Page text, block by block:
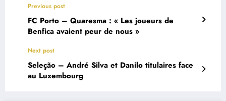
Previous post
FC Porto – Quaresma : « Les joueurs de
Benfica avaient peur de nous »
Next post
Seleção – André Silva et Danilo titulaires face
au Luxembourg